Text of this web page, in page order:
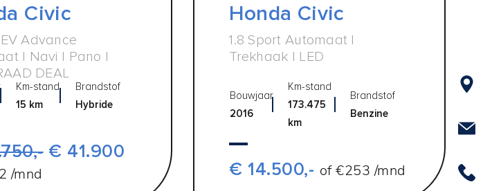
Civic
Advance
| Navi | Pano |
DEAL
Km-stand
15 km
Brandstof
Hybride
€ 41.900
/mnd
Honda Civic
1.8 Sport Automaat |
Trekhaak | LED
Bouwjaar
2016
Km-stand
173.475
km
Brandstof
Benzine
€ 14.500,- of €253 /mnd